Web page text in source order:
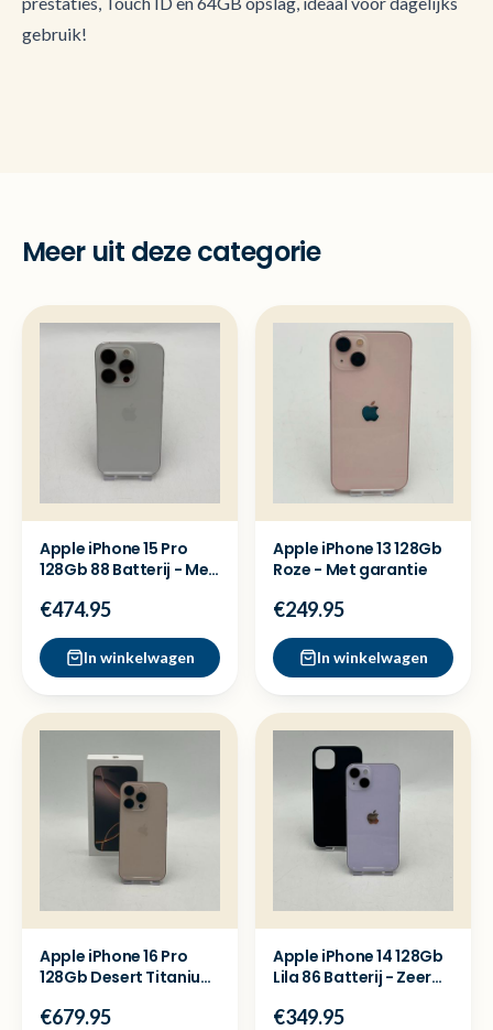
gebruik!
Meer uit deze categorie
Apple iPhone 15 Pro
128Gb 88 Batterij - Met
€474.95
In winkelwagen
Apple iPhone 13 128Gb
Roze - Met garantie
€249.95
In winkelwagen
Apple iPhone 16 Pro
128Gb Desert Titanium
€679.95
Apple iPhone 14 128Gb
Lila 86 Batterij - Zeer
€349.95